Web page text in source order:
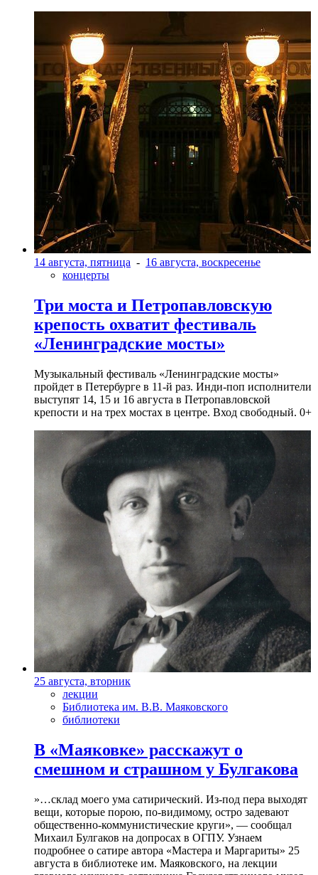
14 августа, пятница - 16 августа, воскресенье
концерты
Три моста и Петропавловскую
крепость охватит фестиваль
«Ленинградские мосты»
Музыкальный фестиваль «Ленинградские мосты»
пройдет в Петербурге в 11-й раз. Инди-поп исполнители
выступят 14, 15 и 16 августа в Петропавловской
крепости и на трех мостах в центре. Вход свободный. 0+
25 августа, вторник
лекции
Библиотека им. В.В. Маяковского
библиотеки
В «Маяковке» расскажут о
смешном и страшном у Булгакова
»…склад моего ума сатирический. Из-под пера выходят
вещи, которые порою, по-видимому, остро задевают
общественно-коммунистические круги», — сообщал
Михаил Булгаков на допросах в ОГПУ. Узнаем
подробнее о сатире автора «Мастера и Маргариты» 25
августа в библиотеке им. Маяковского, на лекции